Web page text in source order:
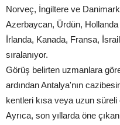
Norveç, İngiltere ve
Azerbaycan, Ürdün,
İrlanda, Kanada, Fransa,
sıralanıyor.
Görüş belirten uzmanlara
ardından Antalya'nın
kentleri kısa veya uzun
Ayrıca, son yıllarda öne